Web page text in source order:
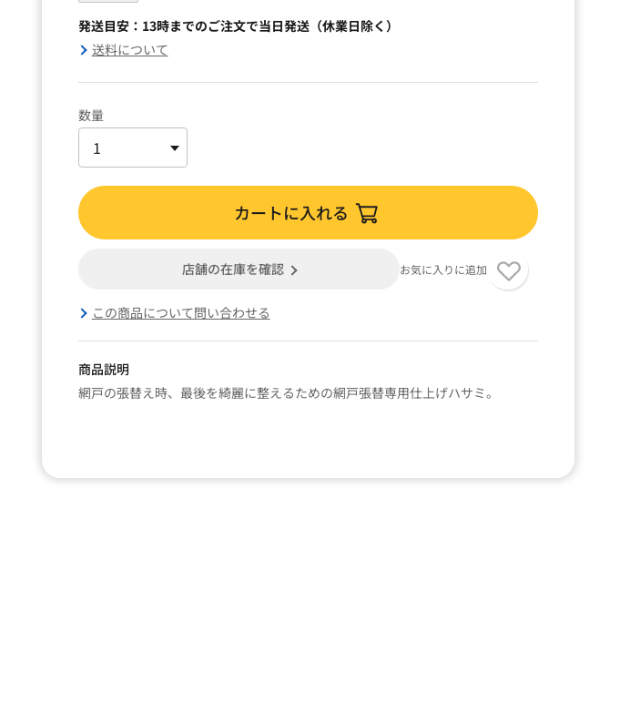
発送目安：13時までのご注文で当日発送（休業日除く）
送料について
数量
カートに入れる
店舗の在庫を確認 お気に入りに追加
この商品について問い合わせる
商品説明
網戸の張替え時、最後を綺麗に整えるための網戸張替専用仕上げハサミ。